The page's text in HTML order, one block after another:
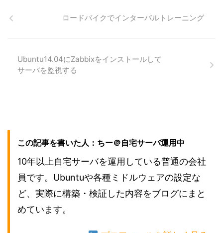
ロードバイクでインターバルトレーニング
Ubuntu14.04にZabbixをインストールして
サーバを監視する
この記事を書いた人：ちー＠自宅サーバ運用中
10年以上自宅サーバを運用している普通の会社
員です。Ubuntuや各種ミドルウェアの設定な
ど、実際に構築・検証した内容をブログにまと
めています。